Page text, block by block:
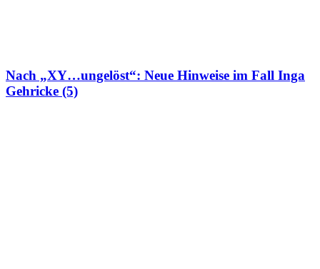
Nach „XY…ungelöst“: Neue Hinweise im Fall Inga
Gehricke (5)